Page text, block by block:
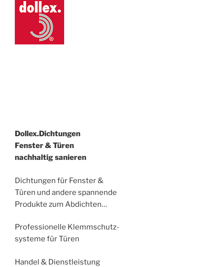
Dollex.Dichtungen
Fenster & Türen
nachhaltig sanieren
Dichtungen für Fenster &
Türen und andere spannende
Produkte zum Abdichten…
Professionelle Klemmschutz-
systeme für Türen
Handel & Dienstleistung